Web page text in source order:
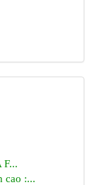
F...
cao :...